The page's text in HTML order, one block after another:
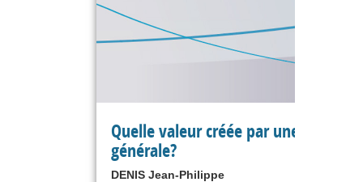
Quelle valeur créée par une direction
générale?
DENIS Jean-Philippe